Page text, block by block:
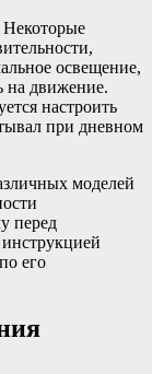
Некоторые
освещение,
на движение.
настроить
при дневном
моделей
перед
инструкцией
его